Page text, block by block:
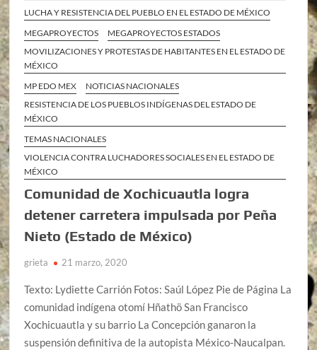
LUCHA Y RESISTENCIA DEL PUEBLO EN EL ESTADO DE MÉXICO
MEGAPROYECTOS
MEGAPROYECTOS ESTADOS
MOVILIZACIONES Y PROTESTAS DE HABITANTES EN EL ESTADO DE
MÉXICO
MP EDO MEX
NOTICIAS NACIONALES
RESISTENCIA DE LOS PUEBLOS INDÍGENAS DEL ESTADO DE
MÉXICO
TEMAS NACIONALES
VIOLENCIA CONTRA LUCHADORES SOCIALES EN EL ESTADO DE
MÉXICO
Comunidad de Xochicuautla logra
detener carretera impulsada por Peña
Nieto (Estado de México)
grieta 21 marzo, 2020
Texto: Lydiette Carrión Fotos: Saúl López Pie de Página La
comunidad indígena otomí Hñathö San Francisco
Xochicuautla y su barrio La Concepción ganaron la
suspensión definitiva de la autopista México-Naucalpan.